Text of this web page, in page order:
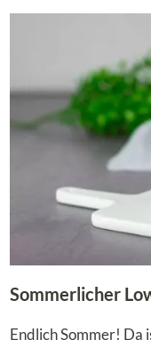
CARB
Sommerlicher
Endlich Sommer! Da